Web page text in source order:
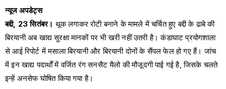
न्यूज अपडेट्स
बद्दी, 23 सितंबर। थूक लगाकर रोटी बनाने के मामले में चर्चित हुए बद्दी के ढाबे की
बिरयानी अब खाद्य सुरक्षा मानकों पर भी खरी नहीं उतरी है। कंडाघाट प्रयोगशाला
से आई रिपोर्ट में मसाला बिरयानी और बिरयानी दोनों के सैंपल फेल हो गए हैं। जांच
में इन खाद्य पदार्थों में वर्जित रंग सनसैट यैलो की मौजूदगी पाई गई है, जिसके चलते
इन्हें अनसेफ घोषित किया गया है।